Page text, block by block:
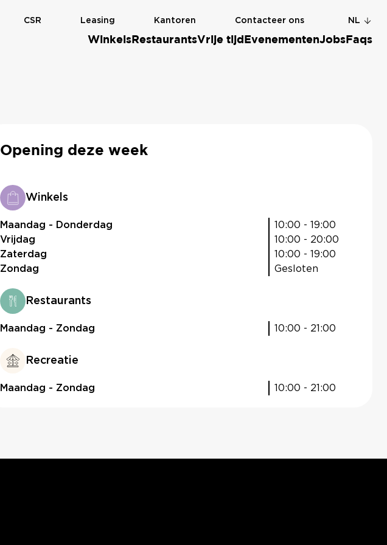
Winkels RestaurantsVrije tijd EvenementenJobs Faqs
CSR Leasing Kantoren Contacteer ons NL
Opening deze week
Winkels
Maandag - Donderdag
10:00 - 19:00
Vrijdag
10:00 - 20:00
Zaterdag
10:00 - 19:00
Zondag
Gesloten
Restaurants
Maandag - Zondag 10:00 - 21:00
Recreatie
Maandag - Zondag 10:00 - 21:00